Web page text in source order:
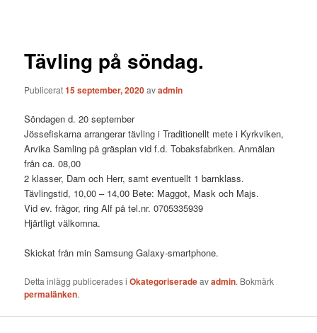
Tävling på söndag.
Publicerat15 september, 2020avadmin
Söndagen d. 20 september
Jössefiskarna arrangerar tävling i Traditionellt mete i Kyrkviken,
Arvika Samling på gräsplan vid f.d. Tobaksfabriken. Anmälan
från ca. 08,00
2 klasser, Dam och Herr, samt eventuellt 1 barnklass.
Tävlingstid, 10,00 – 14,00 Bete: Maggot, Mask och Majs.
Vid ev. frågor, ring Alf på tel.nr. 0705335939
Hjärtligt välkomna.
Skickat från min Samsung Galaxy-smartphone.
Detta inlägg publicerades iOkategoriseradeavadmin. Bokmärk
permalänken.